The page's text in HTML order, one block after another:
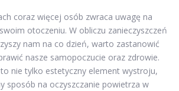
coraz więcej osób zwraca uwagę na
otoczeniu. W obliczu zanieczyszczeń
nam na co dzień, warto zastanowić
nasze samopoczucie oraz zdrowie.
nie tylko estetyczny element wystroju,
sposób na oczyszczanie powietrza w